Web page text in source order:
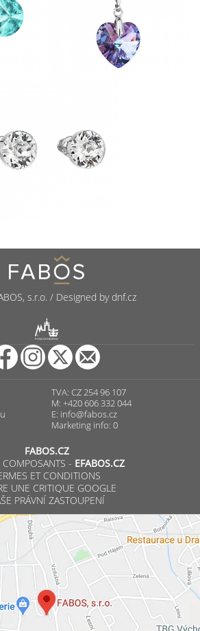
s.r.o. / Designed by dnf.cz
PUNCOVNÍ ÚŘAD
TVA: CZ 254 96 107
M: +420 606 332 044
E: info@fabos.cz
Marketing info: 0
FABOS.CZ
COMPOSANTS - EFABOS.CZ
ET CONDITIONS
UNE CRITIQUE GOOGLE
PRÁVNÍ ZASTOUPENÍ